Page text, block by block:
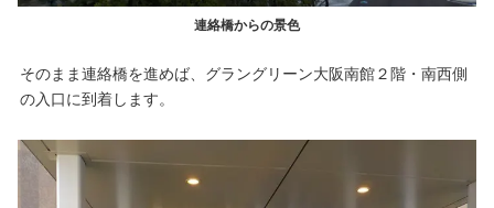
連絡橋からの景色
そのまま連絡橋を進めば、グラングリーン大阪南館２階・南西側
の入口に到着します。